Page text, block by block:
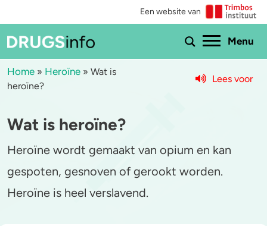
Een website van
Menu
Bekijk alle drugs
Cannabis
XTC / MDMA
Cocaïne
Aantoonbaarheid
Zwangerschap
Home » Heroïne » Wat is
heroïne?
Lees voor
Wat is heroïne?
Heroïne wordt gemaakt van opium en kan
gespoten, gesnoven of gerookt worden.
Heroïne is heel verslavend.